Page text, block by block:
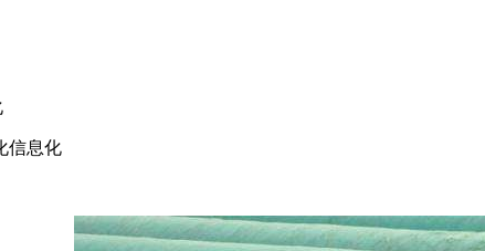
信息化